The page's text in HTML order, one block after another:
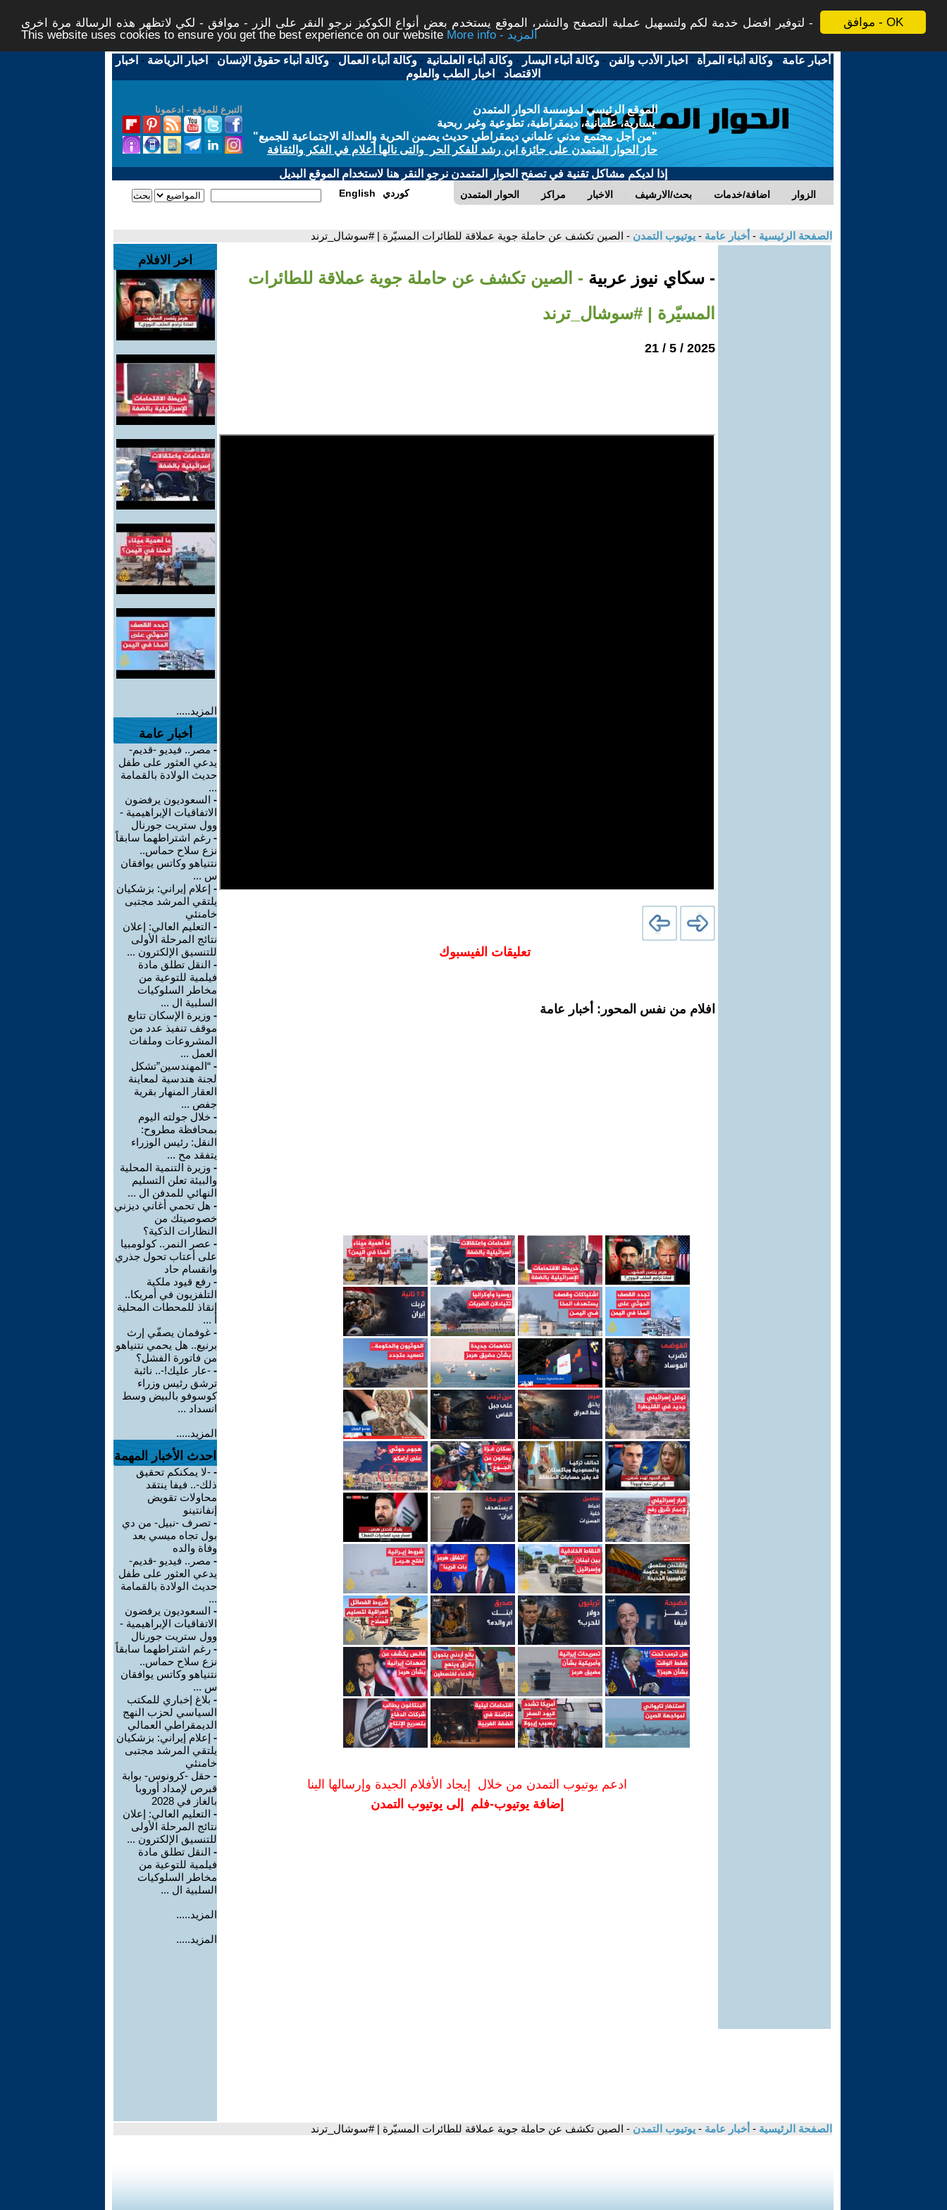
موافق - OK
لتوفير افضل خدمة لكم ولتسهيل عملية التصفح والنشر، الموقع يستخدم بعض أنواع الكوكيز نرجو النقر على الزر - موافق - لكي لاتظهر هذه الرسالة مرة اخرى -
This website uses cookies to ensure you get the best experience on our website
More info - المزيد
أخبار عامة -وكالة أنباء المرأة - اخبار الأدب والفن -وكالة أنباء اليسار -وكالة أنباء العلمانية -وكالة أنباء العمال -وكالة أنباء حقوق الإنسان - اخبار الرياضة - اخبار
الاقتصاد - اخبار الطب والعلوم
التبرع للموقع - ادعمونا
الموقع الرئيسي لمؤسسة الحوار المتمدن
يسارية، علمانية، ديمقراطية، تطوعية وغير ربحية
"من أجل مجتمع مدني علماني ديمقراطي حديث يضمن الحرية والعدالة الاجتماعية للجميع"
حاز الحوار المتمدن على جائزة ابن رشد للفكر الحر والتى نالها أعلام في الفكر والثقافة
إذا لديكم مشاكل تقنية في تصفح الحوار المتمدن نرجو النقر هنا لاستخدام الموقع البديل
الحوار المتمدن مراكز الاخبار بحث/الارشيف اضافة/خدمات الزوار English كوردي
الصفحة الرئيسية - أخبار عامة - يوتيوب التمدن - الصين تكشف عن حاملة جوية عملاقة للطائرات المسيّرة | #سوشال_ترند
- سكاي نيوز عربية - الصين تكشف عن حاملة جوية عملاقة للطائرات
المسيّرة | #سوشال_ترند
2025 / 5 / 21
تعليقات الفيسبوك
افلام من نفس المحور: أخبار عامة
ادعم يوتيوب التمدن من خلال إيجاد الأفلام الجيدة وإرسالها الينا
إضافة يوتيوب-فلم إلى يوتيوب التمدن
اخر الافلام
المزيد.....
أخبار عامة
- مصر.. فيديو -قديم-
يدعي العثور على طفل
حديث الولادة بالقمامة
...
- السعوديون يرفضون
الاتفاقيات الإبراهيمية -
وول ستريت جورنال
- رغم اشتراطهما سابقاً
نزع سلاح حماس..
نتنياهو وكاتس يوافقان
س ...
- إعلام إيراني: بزشكيان
يلتقي المرشد مجتبى
خامنئي
- التعليم العالي: إعلان
نتائج المرحلة الأولى
للتنسيق الإلكترون ...
- النقل تطلق مادة
فيلمية للتوعية من
مخاطر السلوكيات
السلبية ال ...
- وزيرة الإسكان تتابع
موقف تنفيذ عدد من
المشروعات وملفات
العمل ...
- “المهندسين”تشكل
لجنة هندسية لمعاينة
العقار المنهار بقرية
جفص ...
- خلال جولته اليوم
بمحافظة مطروح:
النقل: رئيس الوزراء
يتفقد مح ...
- وزيرة التنمية المحلية
والبيئة تعلن التسليم
النهائي للمدفن ال ...
- هل تحمي أغاني ديزني
خصوصيتك من
النظارات الذكية؟
- عصر النمر.. كولومبيا
على أعتاب تحول جذري
وانقسام حاد
- رفع قيود ملكية
التلفزيون في أمريكا..
إنقاذ للمحطات المحلية
أ ...
- غوفمان يصفّي إرث
برنيع.. هل يحمي نتنياهو
من فاتورة الفشل؟
- -عار عليك!-.. نائبة
ترشق رئيس وزراء
كوسوفو بالبيض وسط
انسداد ...
المزيد.....
احدث الأخبار المهمة
- -لا يمكنكم تحقيق
ذلك-.. فيفا ينتقد
محاولات تقويض
إنفانتينو
- تصرف -نبيل- من دي
بول تجاه ميسي بعد
وفاة والده
- مصر.. فيديو -قديم-
يدعي العثور على طفل
حديث الولادة بالقمامة
...
- السعوديون يرفضون
الاتفاقيات الإبراهيمية -
وول ستريت جورنال
- رغم اشتراطهما سابقاً
نزع سلاح حماس..
نتنياهو وكاتس يوافقان
س ...
- بلاغ إخباري للمكتب
السياسي لحزب النهج
الديمقراطي العمالي
- إعلام إيراني: بزشكيان
يلتقي المرشد مجتبى
خامنئي
- حقل -كرونوس- بوابة
قبرص لإمداد أوروبا
بالغاز في 2028
- التعليم العالي: إعلان
نتائج المرحلة الأولى
للتنسيق الإلكترون ...
- النقل تطلق مادة
فيلمية للتوعية من
مخاطر السلوكيات
السلبية ال ...
المزيد.....
المزيد.....
الصفحة الرئيسية - أخبار عامة - يوتيوب التمدن - الصين تكشف عن حاملة جوية عملاقة للطائرات المسيّرة | #سوشال_ترند